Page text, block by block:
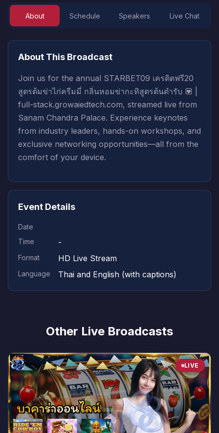
Sign in to Watch
About Schedule Speakers Live Chat
About This Broadcast
Join us for the annual STARBET09 เครดิตฟรี20
สูตรต้มข่าไก่ครีมมี่ กลิ่นหอมข่ากะทิสูตรต้นตำรับ 💟 |
full-stack.growaiedtech.com, streamed live from
Sanam Chandra Palace. Experience keynotes
from industry leaders, hands-on workshops, and
exclusive networking opportunities—all from the
comfort of your device.
Event Details
Date
Time
-
Format HD Live Stream
Language Thai and English (with captions)
Other Live Broadcasts
LIVE